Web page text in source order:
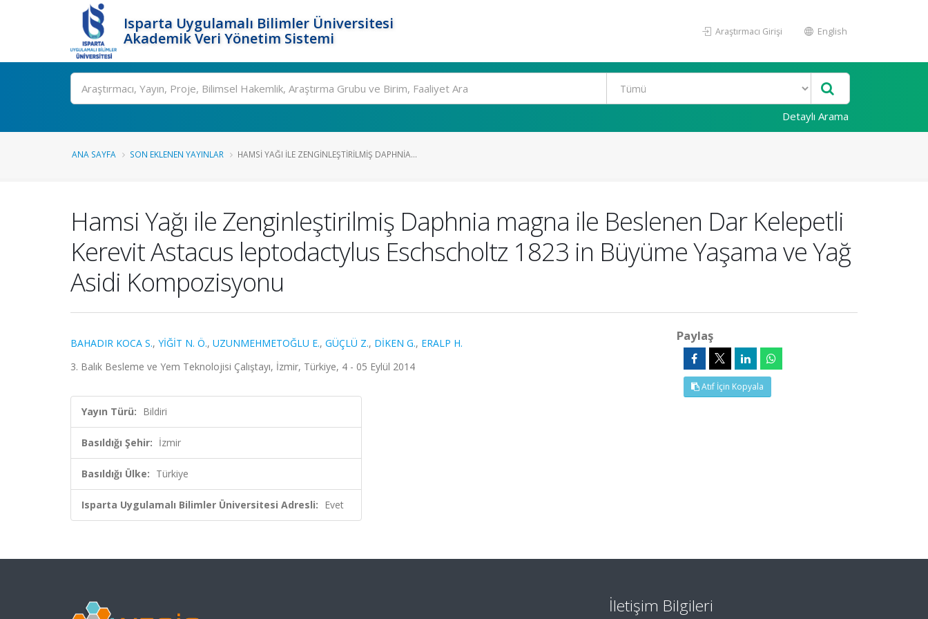
Isparta Uygulamalı Bilimler Üniversitesi
Akademik Veri Yönetim Sistemi
Araştırmacı Girişi English
Ara
Detaylı Arama
ANA SAYFA SON EKLENEN YAYINLAR HAMSI YAĞI ILE ZENGINLEŞTIRILMIŞ DAPHNIA...
Hamsi Yağı ile Zenginleştirilmiş Daphnia magna ile Beslenen Dar Kelepetli
Kerevit Astacus leptodactylus Eschscholtz 1823 in Büyüme Yaşama ve Yağ
Asidi Kompozisyonu
BAHADIR KOCA S., YİĞİT N. Ö., UZUNMEHMETOĞLU E., GÜÇLÜ Z., DİKEN G., ERALP H.
3. Balık Besleme ve Yem Teknolojisi Çalıştayı, İzmir, Türkiye, 4 - 05 Eylül 2014
Yayın Türü: Bildiri
Basıldığı Şehir: İzmir
Basıldığı Ülke: Türkiye
Isparta Uygulamalı Bilimler Üniversitesi Adresli: Evet
Paylaş
Atıf İçin Kopyala
İletişim Bilgileri